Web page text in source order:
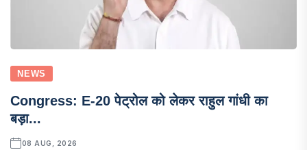
NEWS
Congress: E-20 पेट्रोल को लेकर राहुल गांधी का
बड़ा...
08 AUG, 2026